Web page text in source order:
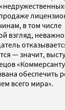
в том числе
взгляд,
— значит,
обеспечить
всего мира».